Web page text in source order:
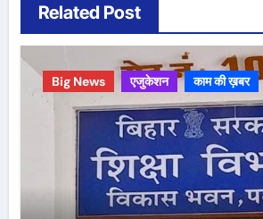
Related Post
Big News एजुकेशन काम की ख़बर